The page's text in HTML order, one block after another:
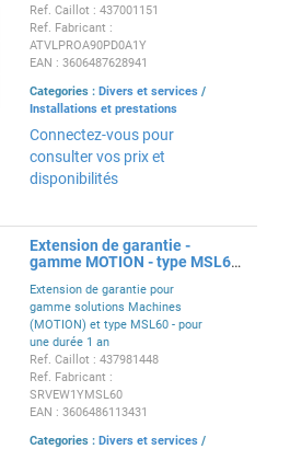
licence ou souscription et dans
nos contrats de services
Ref. Caillot : 437001151
Ref. Fabricant :
ATVLPROA90PD0A1Y
EAN : 3606487628941
Categories : Divers et services /
Installations et prestations
Connectez-vous pour
consulter vos prix et
disponibilités
Extension de garantie -
gamme MOTION - type MSL60
Extension de garantie pour
gamme solutions Machines
(MOTION) et type MSL60 - pour
une durée 1 an
Ref. Caillot : 437981448
Ref. Fabricant :
SRVEW1YMSL60
EAN : 3606486113431
Categories : Divers et services /